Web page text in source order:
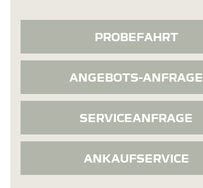
PROBEFAHRT
ANGEBOTS-ANFRAGE
SERVICEANFRAGE
ANKAUFSERVICE